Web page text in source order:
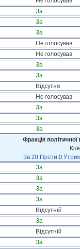
За
За
За
Не голосував
Не голосував
За
За
Відсутня
Не голосував
За
За
За
Фракція
За:20 Проти:0
За
За
За
За
Відсутній
За
Відсутній
За